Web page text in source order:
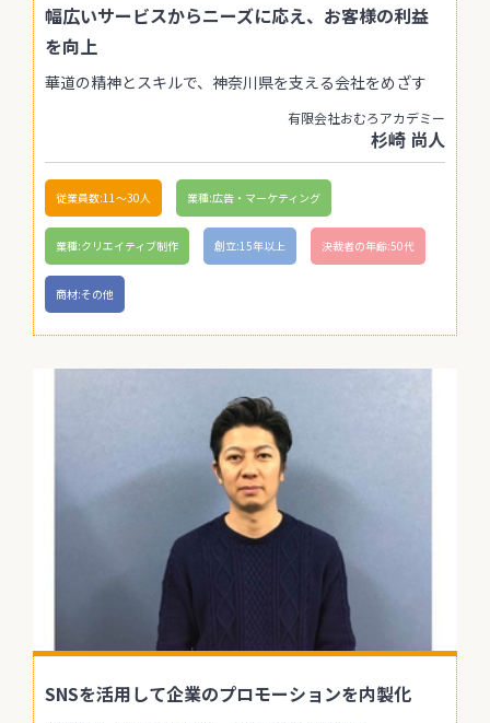
幅広いサービスからニーズに応え、お客様の利益
を向上
華道の精神とスキルで、神奈川県を支える会社をめざす
有限会社おむろアカデミー
杉崎 尚人
従業員数:11〜30人 業種:広告・マーケティング
業種:クリエイティブ制作 創立:15年以上 決裁者の年齢:50代
商材:その他
SNSを活用して企業のプロモーションを内製化